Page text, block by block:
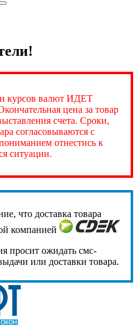
курсов валют ИДЕТ
цена за товар
счета. Сроки,
согласовываются с
отнестись к
ситуации.
что доставка товара
компанией
просит ожидать смс-
или доставки товара.